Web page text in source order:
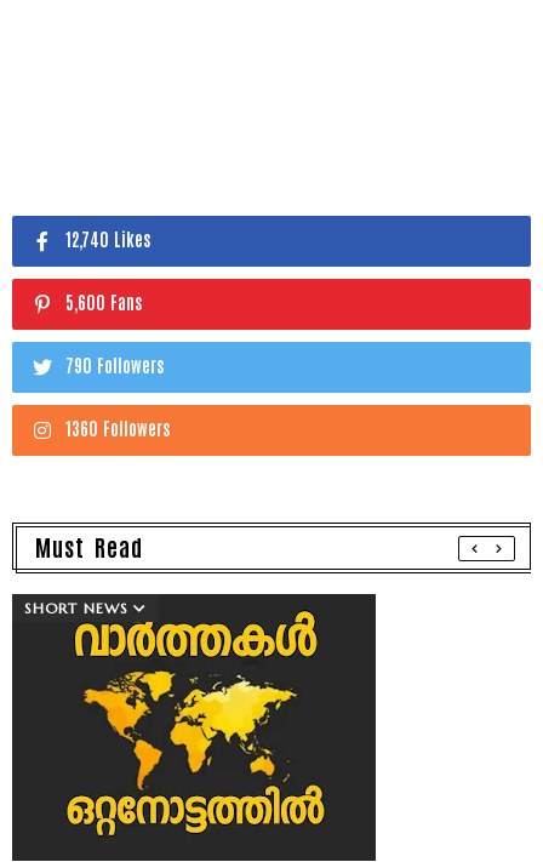
12,740 Likes
5,600 Fans
790 Followers
1360 Followers
Must Read
SHORT NEWS